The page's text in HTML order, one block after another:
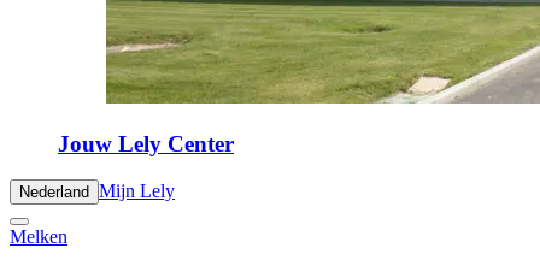
Jouw Lely Center
Nederland Mijn Lely
Melken